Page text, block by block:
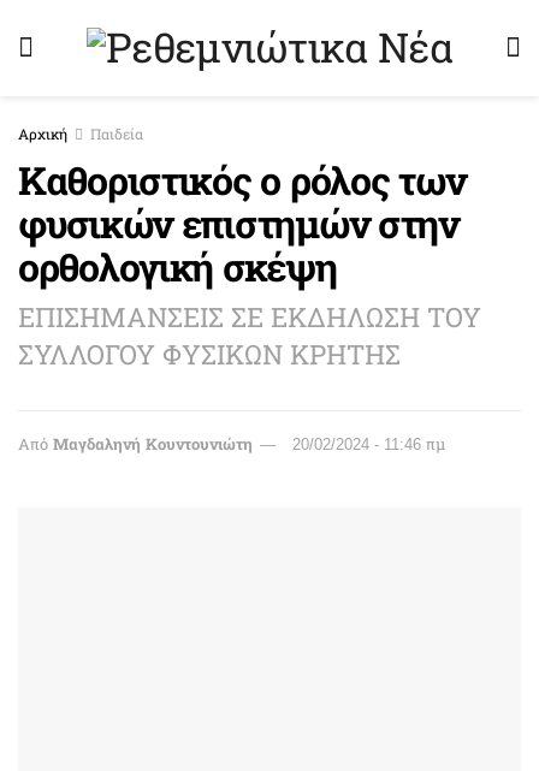
Αρχική Παιδεία
Καθοριστικός ο ρόλος των
φυσικών επιστημών στην
ορθολογική σκέψη
ΕΠΙΣΗΜΑΝΣΕΙΣ ΣΕ ΕΚΔΗΛΩΣΗ ΤΟΥ
ΣΥΛΛΟΓΟΥ ΦΥΣΙΚΩΝ ΚΡΗΤΗΣ
Από Μαγδαληνή Κουντουνιώτη 20/02/2024 - 11:46 πμ